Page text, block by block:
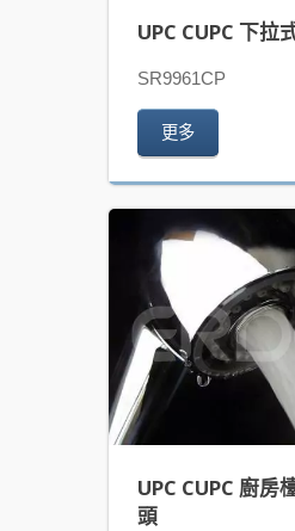
UPC CUPC 下拉
SR9961CP
更多
UPC CUPC 廚房
頭